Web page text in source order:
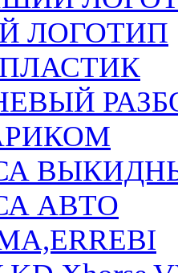
ЛОГОТИП
АВТО